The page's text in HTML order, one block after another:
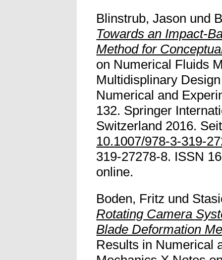
Blinstrub, Jason und
Towards an Impact-
Method for
on Numerical Fluids
Multidisplinary
Numerical and
132. Springer
Switzerland 2016.
10.1007/978-3-319-
319-27278-8. ISSN
online.
Boden, Fritz und
Rotating Camera
Blade Deformation
Results in Numerical